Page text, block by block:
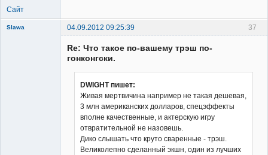
Сайт
37
Slawa
04.09.2012 09:25:39
Re: Что такое по-вашему трэш по-
гонконгски.
DWIGHT пишет:
Живая мертвичина например не такая дешевая,
3 млн американских долларов, спецэффекты
вполне качественные, и актерскую игру
отвратительной не назовешь.
Дико слышать что круто сваренные - трэш.
Великолепно сделанный экшн, один из лучших